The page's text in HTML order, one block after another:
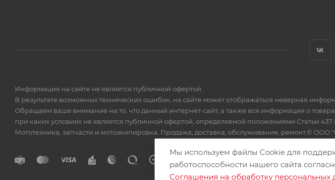
Информация на сайте не является публичной офертой.
В результате возможных технических ошибок, на сайте может отображаться неверная
Обращаем ваше внимание на то, что данный интернет-сайт, а также вся информация о
при каких условиях не является публичной офертой, определяемой положениями Статьи
Мототехника, запчасти и мотоэкипировка. Продажа, доставка, обслуживание, ремонт.© ООО
Мы используем файлы Cookie для
работоспособности нашего сайта
Соглашения на обработку персональных